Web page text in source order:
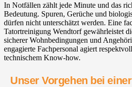
In Notfällen zählt jede Minute und das
Bedeutung. Spuren, Gerüche und
dürfen nicht unterschätzt werden. Eine
Tatortreinigung Wendtorf gewährleistet
sicherer Wohnbedingungen und
engagierte Fachpersonal agiert
technischem Know-how.
Unser Vorgehen bei